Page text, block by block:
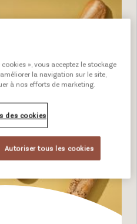
», vous acceptez le stockage
la navigation sur le site,
à nos efforts de marketing.
des cookies
Autoriser tous les cookies